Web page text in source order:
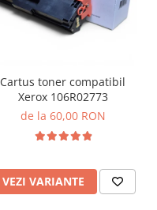
Cartus toner compatibil
Xerox 106R02773
de la 60,00 RON
VEZI VARIANTE